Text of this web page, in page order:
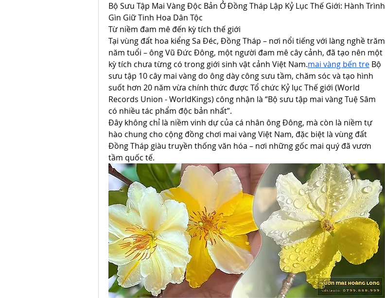
Bộ Sưu Tập Mai Vàng Độc Bản Ở Đồng Tháp Lập Kỷ Lục Thế Giới: Hành Trình
Gìn Giữ Tinh Hoa Dân Tộc
Từ niềm đam mê đến kỳ tích thế giới
Tại vùng đất hoa kiểng Sa Đéc, Đồng Tháp – nơi nổi tiếng với làng nghề trăm
năm tuổi – ông Vũ Đức Đông, một người đam mê cây cảnh, đã tạo nên một
kỳ tích chưa từng có trong giới sinh vật cảnh Việt Nam.mai vàng bến tre Bộ
sưu tập 10 cây mai vàng do ông dày công sưu tầm, chăm sóc và tạo hình
suốt hơn 20 năm vừa chính thức được Tổ chức Kỷ lục Thế giới (World
Records Union - WorldKings) công nhận là “Bộ sưu tập mai vàng Tuệ Sâm
có nhiều tác phẩm độc bản nhất”.
Đây không chỉ là niềm vinh dự của cá nhân ông Đông, mà còn là niềm tự
hào chung cho cộng đồng chơi mai vàng Việt Nam, đặc biệt là vùng đất
Đồng Tháp giàu truyền thống văn hóa – nơi những gốc mai quý đã vươn
tầm quốc tế.